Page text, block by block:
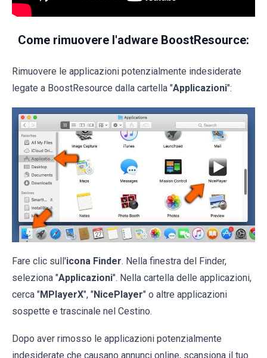
Come rimuovere l'adware BoostResource:
Rimuovere le applicazioni potenzialmente indesiderate
legate a BoostResource dalla cartella "Applicazioni":
Fare clic sull'icona Finder. Nella finestra del Finder,
seleziona "Applicazioni". Nella cartella delle applicazioni,
cerca "MPlayerX", "NicePlayer" o altre applicazioni
sospette e trascinale nel Cestino.
Dopo aver rimosso le applicazioni potenzialmente
indesiderate che causano annunci online, scansiona il tuo